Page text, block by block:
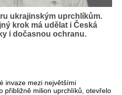
ukrajinským uprchlíkům.
krok má udělat i Česká
i dočasnou ochranu.
invaze mezi největšími
přibližně milion uprchlíků, otevřelo